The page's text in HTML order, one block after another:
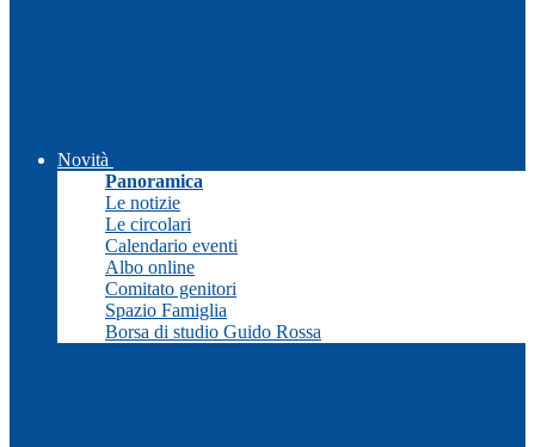
Novità
Panoramica
Le notizie
Le circolari
Calendario eventi
Albo online
Comitato genitori
Spazio Famiglia
Borsa di studio Guido Rossa